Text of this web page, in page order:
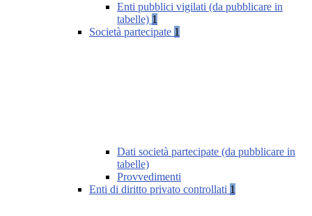
Enti pubblici vigilati (da pubblicare in
tabelle) 1
Società partecipate 1
Dati società partecipate (da pubblicare in
tabelle)
Provvedimenti
Enti di diritto privato controllati 1